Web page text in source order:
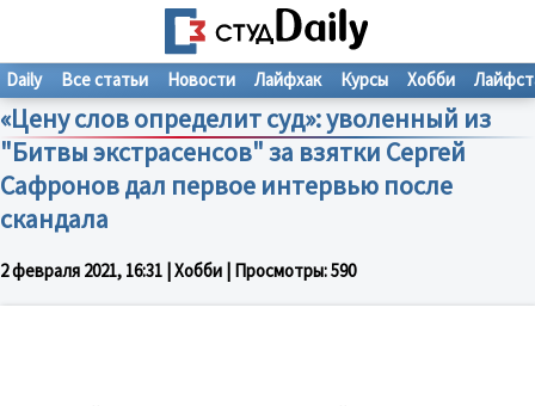
«Цену слов определит суд»: уволенный из
"Битвы экстрасенсов" за взятки Сергей
Сафронов дал первое интервью после
скандала
2 февраля 2021, 16:31 | Хобби | Просмотры:590
Daily Все статьи Новости Лайфхак Курсы Хобби